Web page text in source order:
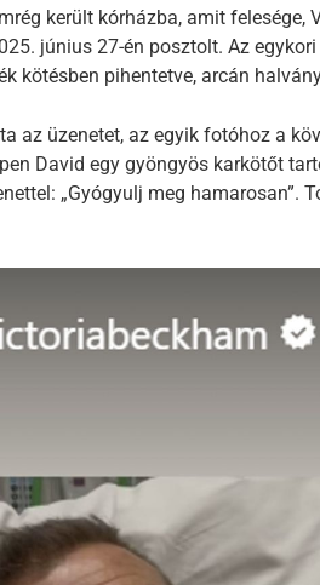
került kórházba, amit
június 27-én posztolt. Az
kötésben pihentetve, arcán
az üzenetet, az egyik fotóhoz a
David egy gyöngyös karkötőt
„Gyógyulj meg hamarosan”.